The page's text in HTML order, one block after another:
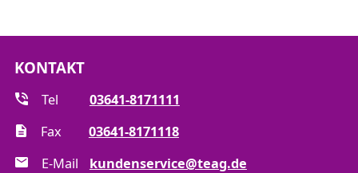
KONTAKT
Tel
03641-8171111
Fax
03641-8171118
E-Mail
kundenservice@teag.de